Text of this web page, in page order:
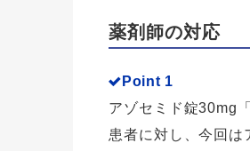
薬剤師の対応
Point 1
アゾセミド錠30mg
患者に対し、今回は